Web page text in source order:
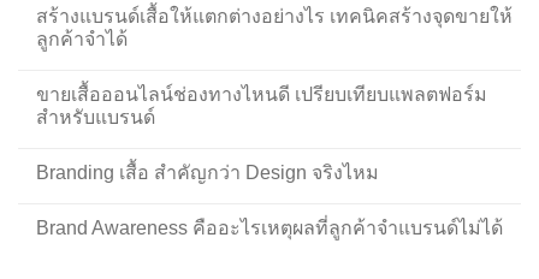
สร้างแบรนด์เสื้อให้แตกต่างอย่างไร เทคนิคสร้างจุดขายให้
ลูกค้าจำได้
ขายเสื้อออนไลน์ช่องทางไหนดี เปรียบเทียบแพลตฟอร์ม
สำหรับแบรนด์
Branding เสื้อ สำคัญกว่า Design จริงไหม
Brand Awareness คืออะไรเหตุผลที่ลูกค้าจำแบรนด์ไม่ได้